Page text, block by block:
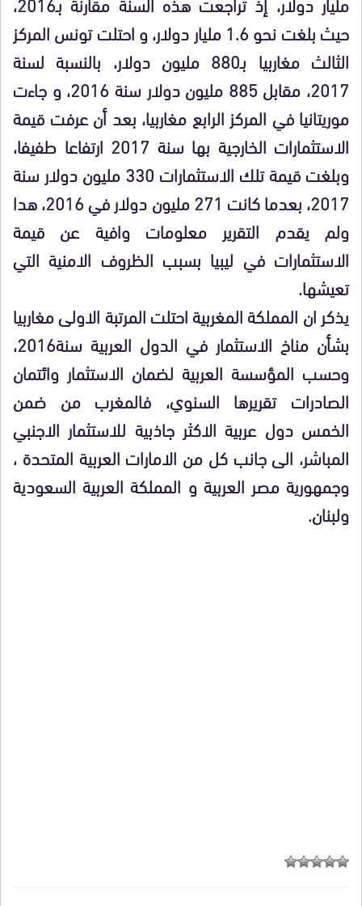
حيث بلغت نحو 1.6 مليار دولار، و احتلت تونس المركز
الثالث مغاربيا بـ880 مليون دولار، بالنسبة لسنة
2017، مقابل 885 مليون دولار سنة 2016، و جاءت
موريتانيا في المركز الرابع مغاربيا، بعد أن عرفت قيمة
الاستثمارات الخارجية بها سنة 2017 ارتفاعا طفيفا،
وبلغت قيمة تلك الاستثمارات 330 مليون دولار سنة
2017، بعدما كانت 271 مليون دولار في 2016، هدا
ولم يقدم التقرير معلومات وافية عن قيمة
الاستثمارات في ليبيا بسبب الظروف الامنية التي
تعيشها.
يذكر ان المملكة المغربية احتلت المرتبة الاولى مغاربيا
بشأن مناخ الاستثمار في الدول العربية سنة2016،
وحسب المؤسسة العربية لضمان الاستثمار وائتمان
الصادرات تقريرها السنوي، فالمغرب من ضمن
الخمس دول عربية الاكثر جاذبية للاستثمار الاجنبي
المباشر، الى جانب كل من الامارات العربية المتحدة ،
وجمهورية مصر العربية و المملكة العربية السعودية
ولبنان.